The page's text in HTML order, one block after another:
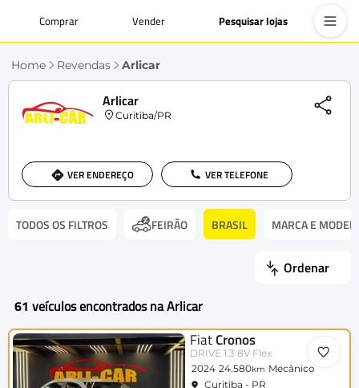
Comprar Vender Pesquisar lojas
Home Revendas Arlicar
Arlicar
Curitiba/PR
VER ENDEREÇO VER TELEFONE
TODOS OS FILTROS FEIRÃO BRASIL MARCA E
Ordenar
61 veículos encontrados na Arlicar
Fiat Cronos
DRIVE 1.3 8V Flex
2024 24.580km Mecânico
Curitiba - PR